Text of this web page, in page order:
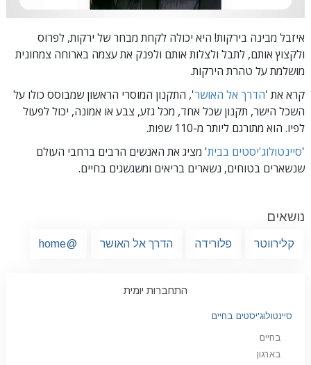
איזבל מבינה בירקות! היא יכולה לקחת מבחר של ירקות, לפרוס
ולקצוץ אותם, לתבל ולצלות אותם ולפנק את עצמה בארוחה צמחונית
מושלמת על טהרת הירקות.
קרא את 'הדרך אל האושר', התקנון המוסרי הראשון שמבוסס כולו על
השכל הישר, תקנון שכל אחד, מכל גזע, צבע או אמונה, יכול לפעול
לפיו. הוא מתורגם ליותר מ-110 שפות.
'סיינטולוג'יסטים בבית' מציג את האנשים הרבים ברחבי העולם
שנשארים בטוחים, נשארים בריאים ומשגשגים בחיים.
נושאים
קלירווטר פלורידה הדרך אל האושר @home
התחברות יומית
סיינטולוג'יסטים בחיים
בחיים
בארגון